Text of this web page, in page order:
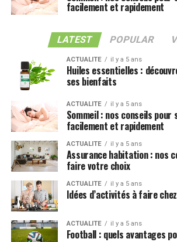
facilement et rapidement
LATEST POPULAR
ACTUALITE il y a 5 ans
Huiles essentielles :
ses bienfaits
ACTUALITE il y a 5 ans
Sommeil : nos conseils pour
facilement et rapidement
ACTUALITE il y a 5 ans
Assurance habitation : nos
faire votre choix
ACTUALITE il y a 5 ans
Idées d’activités à faire
ACTUALITE il y a 5 ans
Football : quels avantages